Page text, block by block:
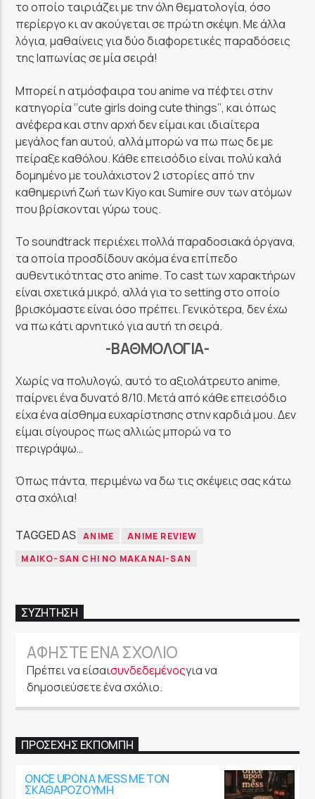
το οποίο ταιριάζει με την όλη θεματολογία, όσο
περίεργο κι αν ακούγεται σε πρώτη σκέψη. Με άλλα
λόγια, μαθαίνεις για δύο διαφορετικές παραδόσεις
της Ιαπωνίας σε μία σειρά!
Μπορεί η ατμόσφαιρα του anime να πέφτει στην
κατηγορία ‘’cute girls doing cute things’’, και όπως
ανέφερα και στην αρχή δεν είμαι και ιδιαίτερα
μεγάλος fan αυτού, αλλά μπορώ να πω πως δε με
πείραξε καθόλου. Κάθε επεισόδιο είναι πολύ καλά
δομημένο με τουλάχιστον 2 ιστορίες από την
καθημερινή ζωή των Kiyo και Sumire συν των ατόμων
που βρίσκονται γύρω τους.
Το soundtrack περιέχει πολλά παραδοσιακά όργανα,
τα οποία προσδίδουν ακόμα ένα επίπεδο
αυθεντικότητας στο anime. Το cast των χαρακτήρων
είναι σχετικά μικρό, αλλά για το setting στο οποίο
βρισκόμαστε είναι όσο πρέπει. Γενικότερα, δεν έχω
να πω κάτι αρνητικό για αυτή τη σειρά.
-ΒΑΘΜΟΛΟΓΊΑ-
Χωρίς να πολυλογώ, αυτό το αξιολάτρευτο anime,
παίρνει ένα δυνατό 8/10. Μετά από κάθε επεισόδιο
είχα ένα αίσθημα ευχαρίστησης στην καρδιά μου. Δεν
είμαι σίγουρος πως αλλιώς μπορώ να το
περιγράψω…
Όπως πάντα, περιμένω να δω τις σκέψεις σας κάτω
στα σχόλια!
TAGGED AS ANIME
ANIME REVIEW
MAIKO-SAN CHI NO MAKANAI-SAN
ΣΥΖΉΤΗΣΗ
ΑΦΉΣΤΕ ΈΝΑ ΣΧΌΛΙΟ
Πρέπει να είσαισυνδεδεμένοςγια να
δημοσιεύσετε ένα σχόλιο.
ΠΡΟΣΕΧΉΣ ΕΚΠΟΜΠΉ
ONCE UPON A MESS ΜΕ ΤΟΝ
ΣΚΑΘΑΡΟΖΟΎΜΗ